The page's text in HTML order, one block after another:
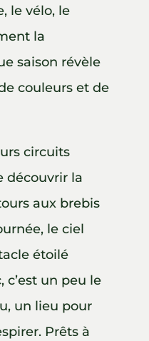
le vélo, le
la
saison révèle
couleurs et de
circuits
découvrir la
aux brebis
le ciel
étoilé
c’est un peu le
un lieu pour
Prêts à